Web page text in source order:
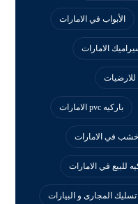
الأبواب في الامارات
الامارات
للارضيات
باركيه pvc الامارات
خشب في الامارات
للبيع في الامارات
المجارى و البيارات